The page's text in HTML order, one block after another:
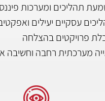
תהליכים ומערכות
עסקיים יעילים
פרויקטים בהצלחה
מערכתית רחבה וחשיבה